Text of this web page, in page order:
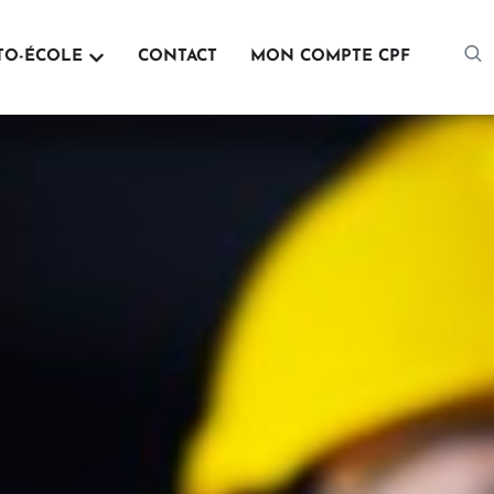
Professionnelle
ÉCOLE Ouvrir Auto-école
CONTACT MON COMPTE CPF